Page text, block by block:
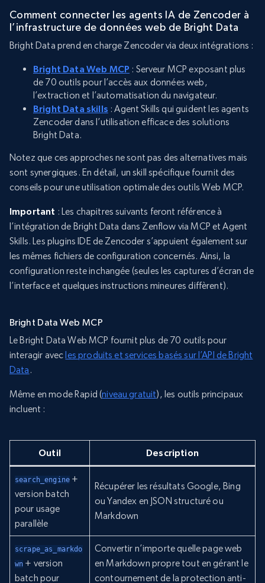
Comment connecter les agents IA de Zencoder à
l’infrastructure de données web de Bright Data
Bright Data prend en charge Zencoder via deux intégrations :
Bright Data Web MCP : Serveur MCP exposant plus
de 70 outils pour l’accès aux données web,
l’extraction et l’automatisation du navigateur.
Bright Data skills : Agent Skills qui guident les agents
Zencoder dans l’utilisation efficace des solutions
Bright Data.
Notez que ces approches ne sont pas des alternatives mais
sont synergiques. En détail, un skill spécifique fournit des
conseils pour une utilisation optimale des outils Web MCP.
Important : Les chapitres suivants feront référence à
l’intégration de Bright Data dans Zenflow via MCP et Agent
Skills. Les plugins IDE de Zencoder s’appuient également sur
les mêmes fichiers de configuration concernés. Ainsi, la
configuration reste inchangée (seules les captures d’écran de
l’interface et quelques instructions mineures diffèrent).
Bright Data Web MCP
Le Bright Data Web MCP fournit plus de 70 outils pour
interagir avec les produits et services basés sur l’API de Bright
Data .
Même en mode Rapid (niveau gratuit), les outils principaux
incluent :
Outil Description
search_engine +
version batch
pour usage
parallèle
Récupérer les résultats Google, Bing
ou Yandex en JSON structuré ou
Markdown
scrape_as_markdo
wn + version
batch pour
Convertir n’importe quelle page web
en Markdown propre tout en gérant le
contournement de la protection anti-